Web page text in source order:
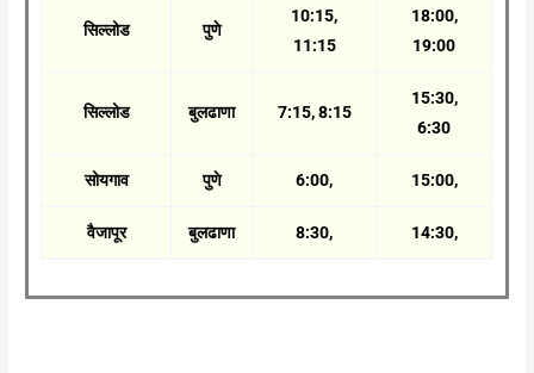
सिल्लोड पुणे
10:15,
11:15
18:00,
19:00
सिल्लोड बुलढाणा 7:15, 8:15
15:30,
6:30
सोयगाव पुणे 6:00, 15:00,
वैजापूर बुलढाणा 8:30, 14:30,